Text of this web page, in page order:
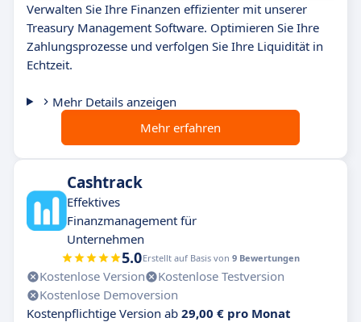
Verwalten Sie Ihre Finanzen effizienter mit unserer
Treasury Management Software. Optimieren Sie Ihre
Zahlungsprozesse und verfolgen Sie Ihre Liquidität in
Echtzeit.
Mehr Details anzeigen
Mehr erfahren
Cashtrack
Effektives
Finanzmanagement für
Unternehmen
5.0Erstellt auf Basis von 9 Bewertungen
Kostenlose Version
Kostenlose Testversion
Kostenlose Demoversion
Kostenpflichtige Version ab 29,00 € pro Monat